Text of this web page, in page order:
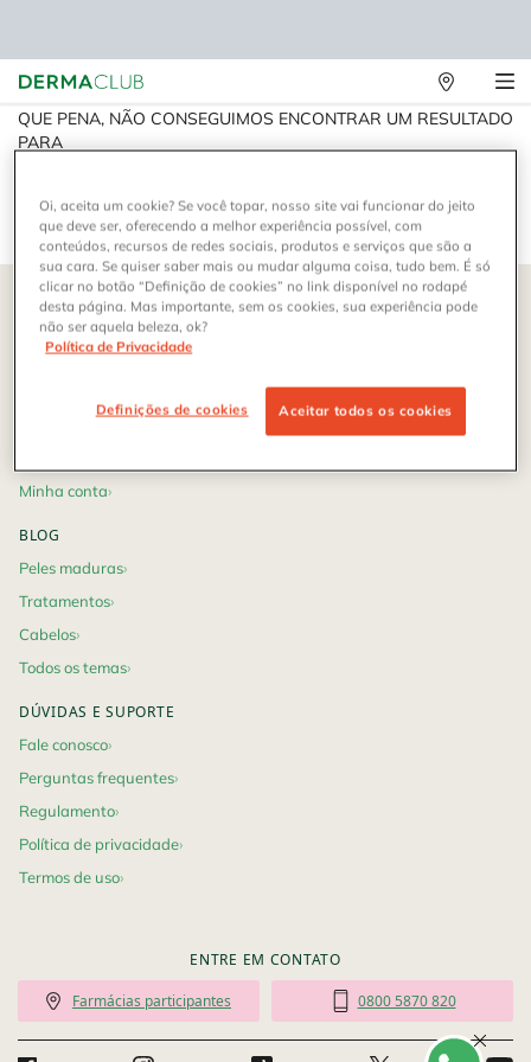
Lojas
Físicas
Main content
QUE PENA, NÃO CONSEGUIMOS ENCONTRAR UM RESULTADO
PARA
Footer navigation
DERMACLUB
O Dermaclub
Minha conta
BLOG
Peles maduras
Tratamentos
Cabelos
Todos os temas
DÚVIDAS E SUPORTE
Fale conosco
Perguntas frequentes
Regulamento
Política de privacidade
Termos de uso
ENTRE EM CONTATO
Farmácias participantes 0800 5870 820
Oi, aceita um cookie? Se você topar, nosso site vai funcionar do jeito
que deve ser, oferecendo a melhor experiência possível, com
conteúdos, recursos de redes sociais, produtos e serviços que são a
sua cara. Se quiser saber mais ou mudar alguma coisa, tudo bem. É só
clicar no botão “Definição de cookies” no link disponível no rodapé
desta página. Mas importante, sem os cookies, sua experiência pode
não ser aquela beleza, ok?
Política de Privacidade
Definições de cookies Aceitar todos os cookies